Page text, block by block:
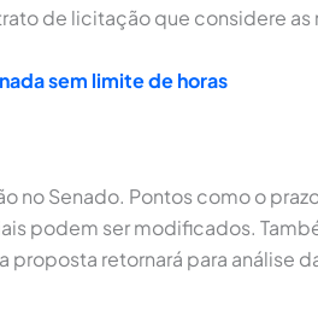
de licitação que considere as
sem limite de horas
no Senado. Pontos como o
podem ser modificados.
proposta retornará para análise